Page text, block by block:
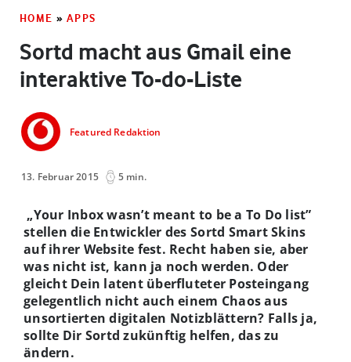
HOME » APPS
Sortd macht aus Gmail eine
interaktive To-do-Liste
Featured Redaktion
13. Februar 2015 5 min.
„Your Inbox wasn’t meant to be a To Do list”
stellen die Entwickler des Sortd Smart Skins
auf ihrer Website fest. Recht haben sie, aber
was nicht ist, kann ja noch werden. Oder
gleicht Dein latent überfluteter Posteingang
gelegentlich nicht auch einem Chaos aus
unsortierten digitalen Notizblättern? Falls ja,
sollte Dir Sortd zukünftig helfen, das zu
ändern.